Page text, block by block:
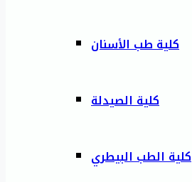
كلية طب الأسنان
كلية الصيدلة
كلية الطب البيطري